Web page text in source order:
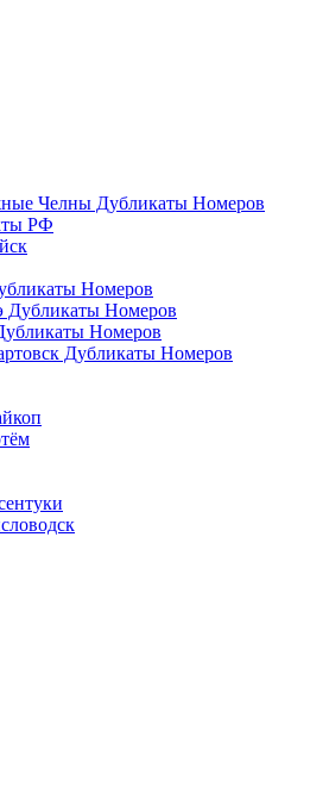
Челны Дубликаты Номеров
РФ
Номеров
Дубликаты Номеров
Номеров
Дубликаты Номеров